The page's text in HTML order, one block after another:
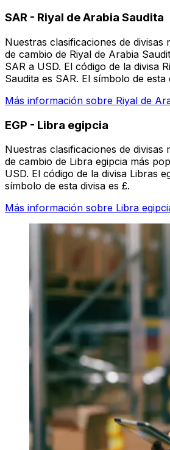
SAR - Riyal de Arabia Saudita
Nuestras clasificaciones de divisas
de cambio de Riyal de Arabia
SAR a USD. El código de la divisa
Más información sobre Riyal de
EGP - Libra egipcia
Nuestras clasificaciones de divisas
de cambio de Libra egipcia más
USD. El código de la divisa Libras
símbolo de esta divisa es £.
Más información sobre Libra